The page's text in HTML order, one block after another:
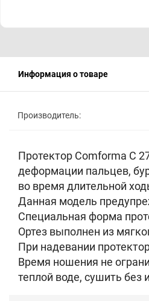
Информация о товаре
Производитель:
Протектор Comforma С
деформации пальцев,
во время длительной
Данная модель
Специальная форма
Ортез выполнен из
При надевании
Время ношения не
теплой воде, сушить без